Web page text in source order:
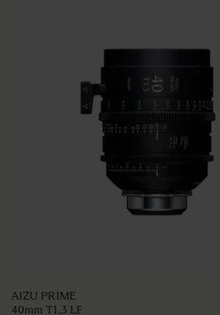
AIZU PRIME
40mm T1.3 LF